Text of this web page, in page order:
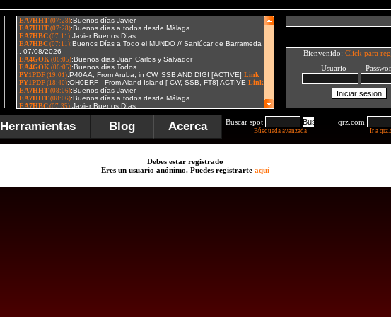
Bienvenido: Click para
Usuario
Herramientas Blog Acerca Buscar spot
Búsqueda avanzada
qrz.com
Ir a
Debes estar registrado
Eres un usuario anónimo. Puedes registrarte aquí